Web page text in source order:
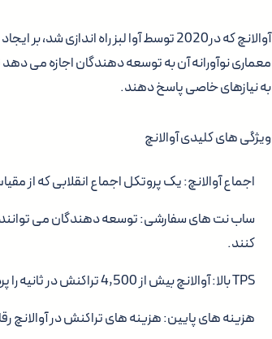
آوالانچ که در2020 توسط آوا لبز راه
معماری نوآورانه آن به توسعه دهندگان اجازه می
به نیازهای خاصی پاسخ دهند.
ویژگی های کلیدی آوالانچ
اجماع آوالانچ: یک پروتکل اجماع انقلابی که از
ساب نت های سفارشی: توسعه دهندگان می توانند
کنند.
TPS بالا: آوالانچ بیش از 4,500 تراکنش در ثانیه را پردازش می کند.
هزینه های پایین: هزینه های تراکنش در آوالانچ